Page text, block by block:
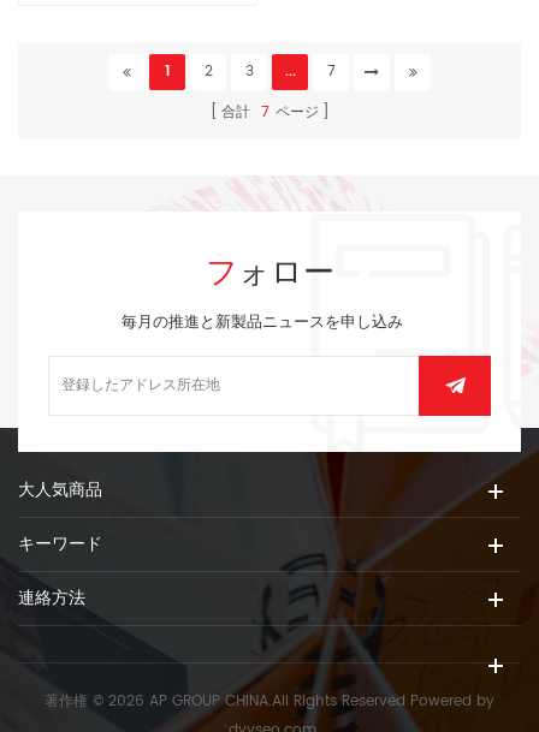
1 2 3 ...
7
合計 7 ページ
フォロー
毎月の推進と新製品ニュースを申し込み
大人気商品
キーワード
連絡方法
著作権 © 2026 AP GROUP CHINA.All Rights Reserved Powered by